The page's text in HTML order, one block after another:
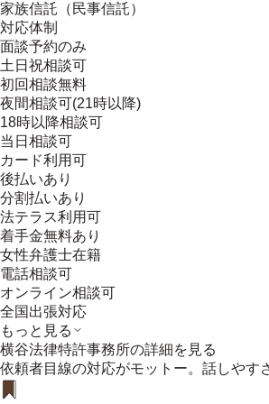
家族信託（民事信託）
対応体制
面談予約のみ
土日祝相談可
初回相談無料
夜間相談可(21時以降)
18時以降相談可
当日相談可
カード利用可
後払いあり
分割払いあり
法テラス利用可
着手金無料あり
女性弁護士在籍
電話相談可
オンライン相談可
全国出張対応
もっと見る
横谷法律特許事務所の詳細を見る
依頼者目線の対応がモットー。話しやす